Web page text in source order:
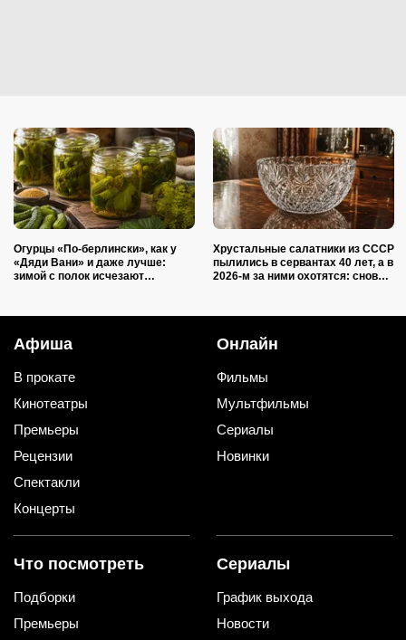
Огурцы «По-берлински», как у
«Дяди Вани» и даже лучше:
зимой с полок исчезают
Хрустальные салатники из СССР
пылились в сервантах 40 лет, а в
2026-м за ними охотятся: снова в
Афиша
В прокате
Кинотеатры
Премьеры
Рецензии
Спектакли
Концерты
Онлайн
Фильмы
Мультфильмы
Сериалы
Новинки
Что посмотреть
Подборки
Премьеры
Сериалы
График выхода
Новости